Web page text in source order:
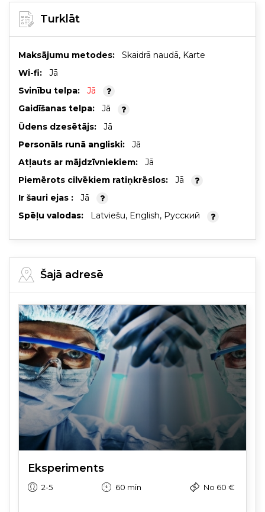
Turklāt
Maksājumu metodes:
Skaidrā naudā, Karte
Wi-fi:
Jā
Svinību telpa:
Jā
Gaidīšanas telpa:
Jā
Ūdens dzesētājs:
Jā
Personāls runā angliski:
Jā
Atļauts ar mājdzīvniekiem:
Jā
Piemērots cilvēkiem ratiņkrēslos:
Jā
Ir šauri ejas :
Jā
Spēļu valodas:
Latviešu, English, Русский
Šajā adresē
Eksperiments
2-5 60 min No 60 €